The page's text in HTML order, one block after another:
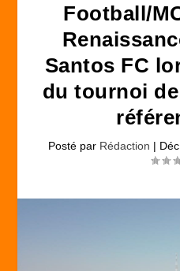
Football/
Santos FC
du tournoi
Posté par Rédaction |